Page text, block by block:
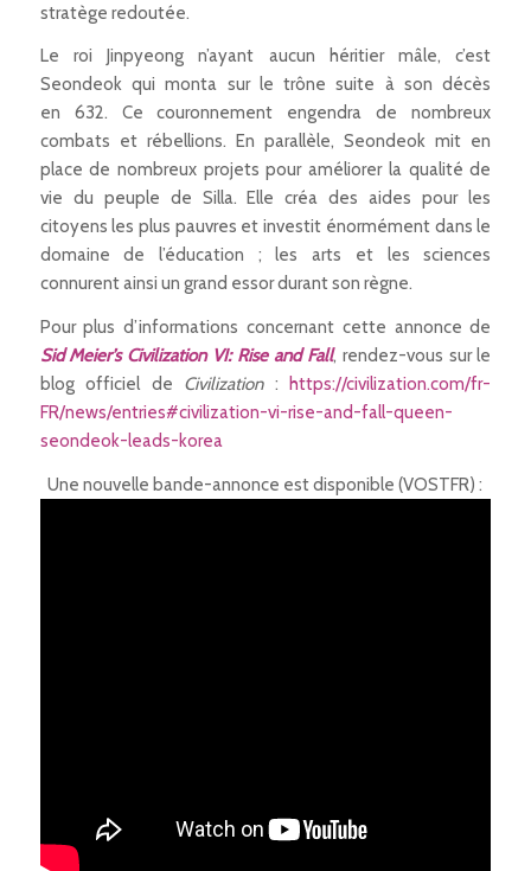
stratège redoutée.
Le roi Jinpyeong n’ayant aucun héritier mâle, c’est
Seondeok qui monta sur le trône suite à son décès
en 632. Ce couronnement engendra de nombreux
combats et rébellions. En parallèle, Seondeok mit en
place de nombreux projets pour améliorer la qualité de
vie du peuple de Silla. Elle créa des aides pour les
citoyens les plus pauvres et investit énormément dans le
domaine de l’éducation ; les arts et les sciences
connurent ainsi un grand essor durant son règne.
Pour plus d’informations concernant cette annonce de
Sid Meier’s Civilization VI: Rise and Fall, rendez-vous sur le
blog officiel de Civilization: https://civilization.com/fr-
FR/news/entries#civilization-vi-rise-and-fall-queen-
seondeok-leads-korea
Une nouvelle bande-annonce est disponible (VOSTFR) :